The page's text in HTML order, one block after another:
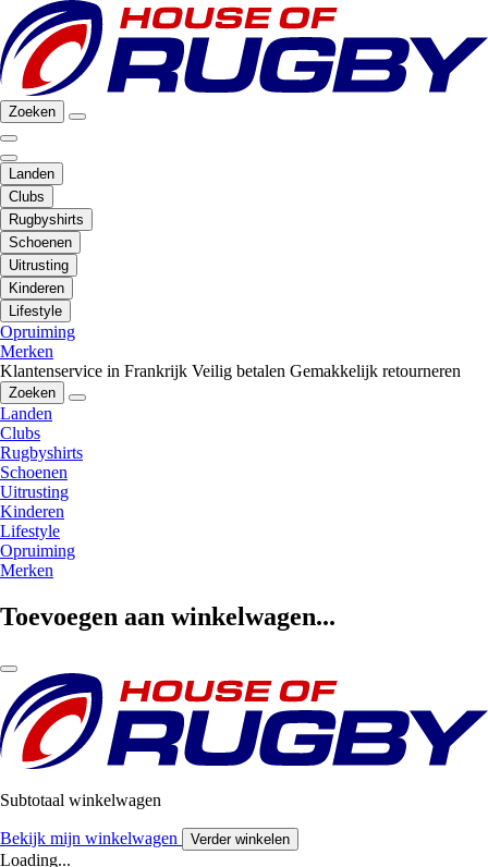
Zoeken
Landen
Clubs
Rugbyshirts
Schoenen
Uitrusting
Kinderen
Lifestyle
Opruiming
Merken
Klantenservice in Frankrijk Veilig betalen Gemakkelijk retourneren
Zoeken
Landen
Clubs
Rugbyshirts
Schoenen
Uitrusting
Kinderen
Lifestyle
Opruiming
Merken
Toevoegen aan winkelwagen...
Subtotaal winkelwagen
Bekijk mijn winkelwagen Verder winkelen
Loading...